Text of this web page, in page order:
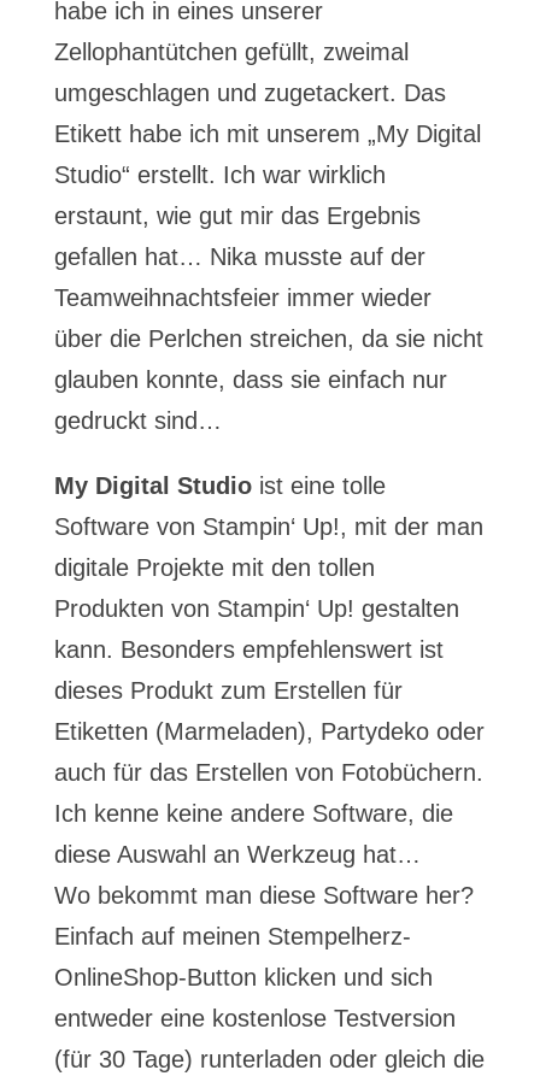
habe ich in eines unserer
Zellophantütchen gefüllt, zweimal
umgeschlagen und zugetackert. Das
Etikett habe ich mit unserem „My Digital
Studio“ erstellt. Ich war wirklich
erstaunt, wie gut mir das Ergebnis
gefallen hat… Nika musste auf der
Teamweihnachtsfeier immer wieder
über die Perlchen streichen, da sie nicht
glauben konnte, dass sie einfach nur
gedruckt sind…
My Digital Studioist eine tolle
Software von Stampin‘ Up!, mit der man
digitale Projekte mit den tollen
Produkten von Stampin‘ Up! gestalten
kann. Besonders empfehlenswert ist
dieses Produkt zum Erstellen für
Etiketten (Marmeladen), Partydeko oder
auch für das Erstellen von Fotobüchern.
Ich kenne keine andere Software, die
diese Auswahl an Werkzeug hat…
Wo bekommt man diese Software her?
Einfach auf meinen Stempelherz-
OnlineShop-Button klicken und sich
entweder eine kostenlose Testversion
(für 30 Tage) runterladen oder gleich die